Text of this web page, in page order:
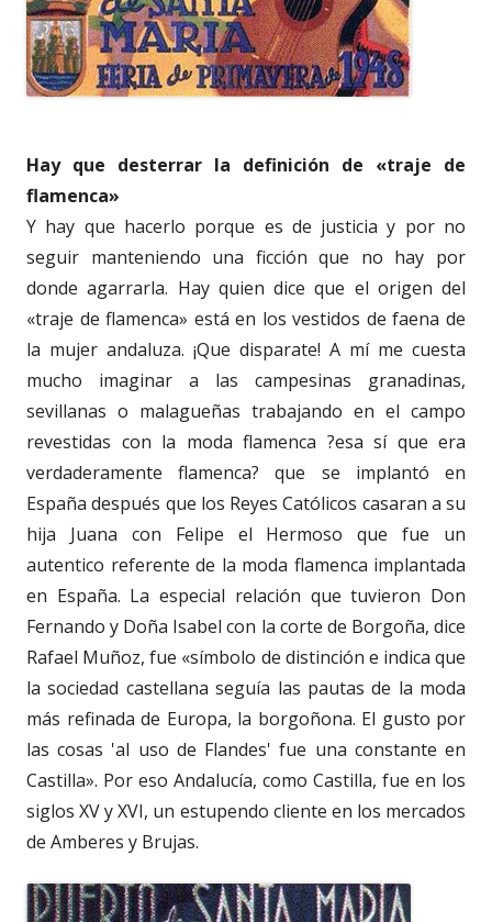
Hay que desterrar la definición de «traje de
flamenca»
Y hay que hacerlo porque es de justicia y por no
seguir manteniendo una ficción que no hay por
donde agarrarla. Hay quien dice que el origen del
«traje de flamenca» está en los vestidos de faena de
la mujer andaluza. ¡Que disparate! A mí me cuesta
mucho imaginar a las campesinas granadinas,
sevillanas o malagueñas trabajando en el campo
revestidas con la moda flamenca ?esa sí que era
verdaderamente flamenca? que se implantó en
España después que los Reyes Católicos casaran a su
hija Juana con Felipe el Hermoso que fue un
autentico referente de la moda flamenca implantada
en España. La especial relación que tuvieron Don
Fernando y Doña Isabel con la corte de Borgoña, dice
Rafael Muñoz, fue «símbolo de distinción e indica que
la sociedad castellana seguía las pautas de la moda
más refinada de Europa, la borgoñona. El gusto por
las cosas 'al uso de Flandes' fue una constante en
Castilla». Por eso Andalucía, como Castilla, fue en los
siglos XV y XVI, un estupendo cliente en los mercados
de Amberes y Brujas.